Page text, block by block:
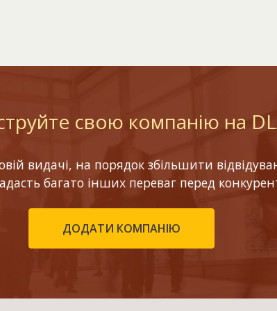
свою компанію на
видачі, на порядок збільшити
багато інших переваг перед
ДОДАТИ КОМПАНІЮ